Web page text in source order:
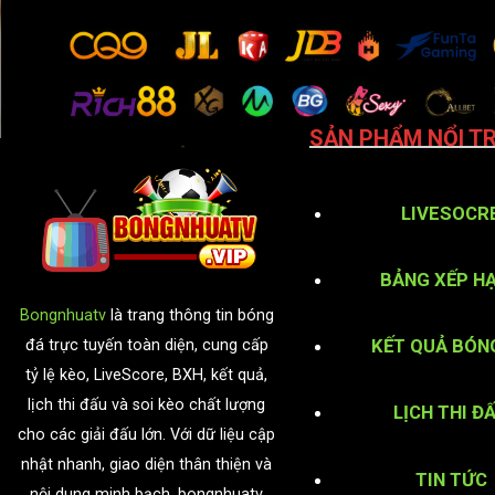
Bongnhuatvlà trang thông tin bóng
đá trực tuyến toàn diện, cung cấp
tỷ lệ kèo, LiveScore, BXH, kết quả,
lịch thi đấu và soi kèo chất lượng
cho các giải đấu lớn. Với dữ liệu cập
nhật nhanh, giao diện thân thiện và
SẢN PHẨM NỔI
BẢNG XẾP
KẾT QUẢ
LỊCH THI
TIN TỨC